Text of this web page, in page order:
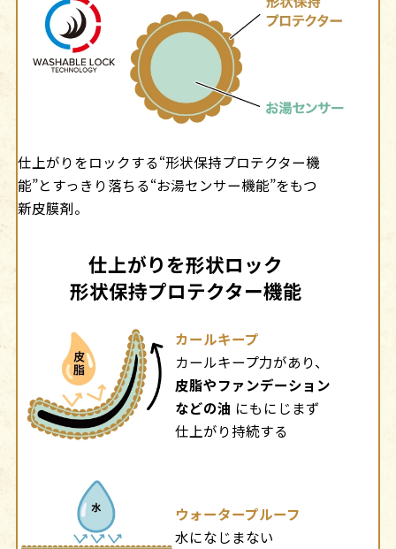
仕上がりをロックする“形状保持プロテクター機
能”とすっきり落ちる“お湯センサー機能”をもつ
新皮膜剤。
仕上がりを形状ロック
形状保持プロテクター機能
カールキープ
カールキープ力があり、
皮脂やファンデーション
などの油 にもにじまず
仕上がり持続する
ウォータープルーフ
水になじまない